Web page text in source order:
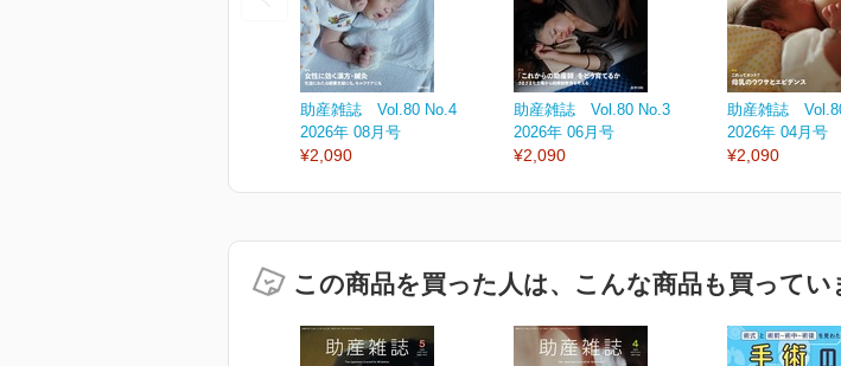
助産雑誌 Vol.80 No.4
2026年 08月号
¥2,090
助産雑誌 Vol.80 No.3
2026年 06月号
¥2,090
助産雑誌
2026年 04月号
¥2,090
この商品を買った人は、こんな商品も買ってい